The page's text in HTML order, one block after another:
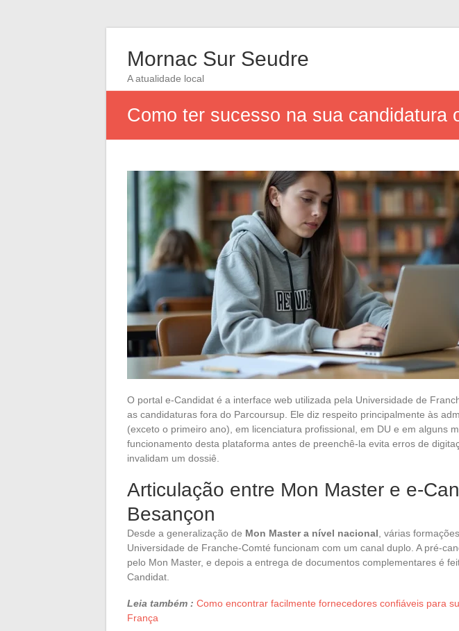
Mornac Sur Seudre
A atualidade local
Como ter sucesso na sua candidatura
O portal e-Candidat é a interface web utilizada pela Universidade de
as candidaturas fora do Parcoursup. Ele diz respeito principalmente às
(exceto o primeiro ano), em licenciatura profissional, em DU e em alguns
funcionamento desta plataforma antes de preenchê-la evita erros de
invalidam um dossiê.
Articulação entre Mon Master e e-
Besançon
Desde a generalização de Mon Master a nível nacional , várias
Universidade de Franche-Comté funcionam com um canal duplo. A pré-
pelo Mon Master, e depois a entrega de documentos complementares é
Candidat.
Leia também : Como encontrar facilmente fornecedores confiáveis para
França